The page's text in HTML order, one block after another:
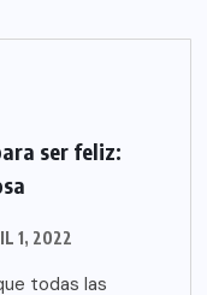
ser feliz:
1, 2022
todas las